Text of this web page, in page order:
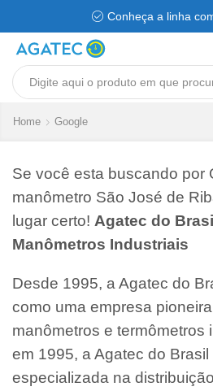
Conheça a linha
Home Google
Se você esta buscando por
manômetro São José de
lugar certo! Agatec do
Manômetros Industriais
Desde 1995, a Agatec do
como uma empresa
manômetros e termômetros
em 1995, a Agatec do
especializada na